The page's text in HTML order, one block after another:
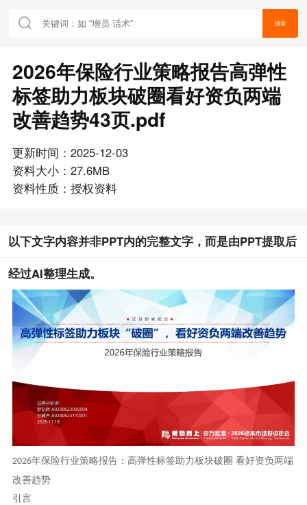
搜索
2026年保险行业策略报告高弹性
标签助力板块破圈看好资负两端
改善趋势43页.pdf
更新时间：2025-12-03
资料大小：27.6MB
资料性质：授权资料
以下文字内容并非PPT内的完整文字，而是由PPT提取后
经过AI整理生成。
2026年保险行业策略报告：高弹性标签助力板块破圈 看好资负两端
改善趋势
引言